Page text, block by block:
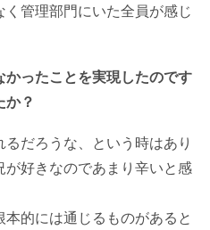
管理部門にいた全員が感じ
かったことを実現したのです
か？
だろうな、という時はあり
が好きなのであまり辛いと感
的には通じるものがあると